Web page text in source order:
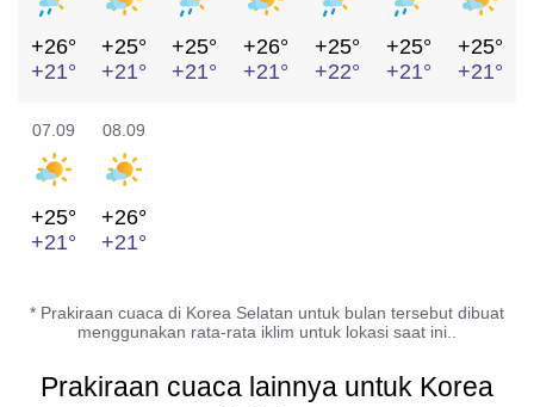
+26°
+21°
+25°
+21°
+25°
+21°
+26°
+21°
+25°
+22°
+25°
+21°
+25°
+21°
07.09
+25°
+21°
08.09
+26°
+21°
* Prakiraan cuaca di Korea Selatan untuk bulan tersebut dibuat
menggunakan rata-rata iklim untuk lokasi saat ini..
Prakiraan cuaca lainnya untuk Korea